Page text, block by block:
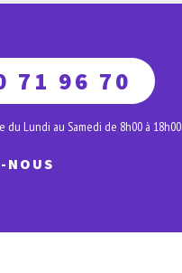
71 96 70
du Lundi au Samedi de 8h00 à 18h00
NOUS